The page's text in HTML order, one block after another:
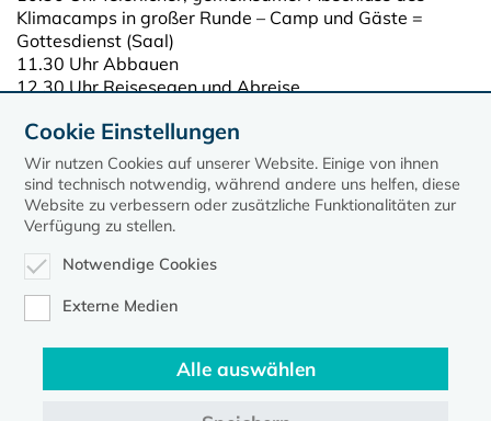
Klimacamps in großer Runde – Camp und Gäste =
Gottesdienst (Saal)
11.30 Uhr Abbauen
12.30 Uhr Reisesegen und Abreise
Cookie Einstellungen
Wir nutzen Cookies auf unserer Website. Einige von ihnen
sind technisch notwendig, während andere uns helfen, diese
Website zu verbessern oder zusätzliche Funktionalitäten zur
Verfügung zu stellen.
Notwendige Cookies
Externe Medien
Alle auswählen